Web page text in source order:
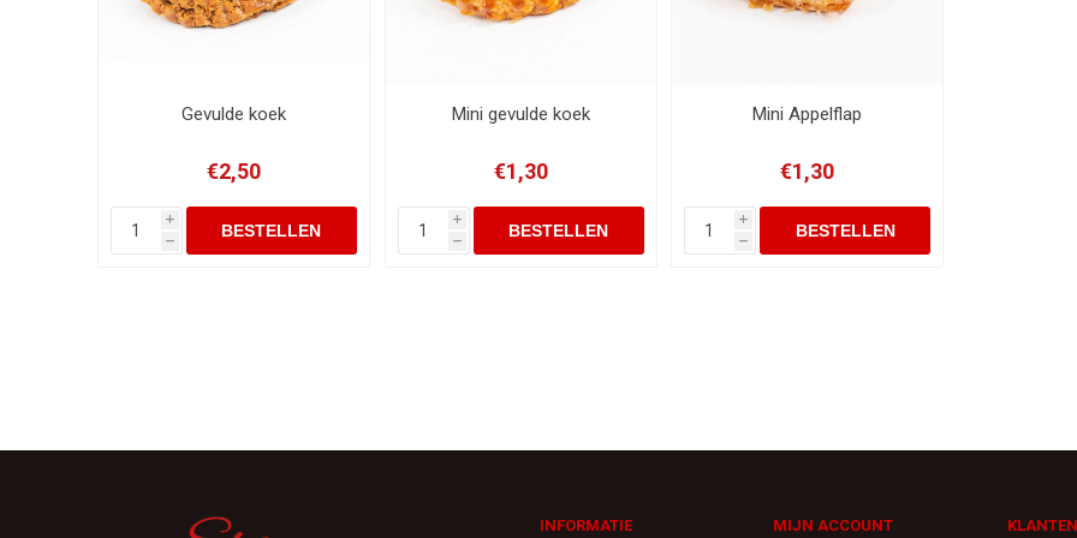
Gevulde koek
€2,50
i
h
Mini gevulde koek
€1,30
i
h
Mini Appelflap
€1,30
i
h
INFORMATIE MIJN ACCOUNT